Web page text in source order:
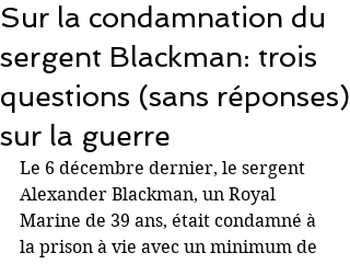
Sur la condamnation du
sergent Blackman: trois
questions (sans réponses)
sur la guerre
Le 6 décembre dernier, le sergent
Alexander Blackman, un Royal
Marine de 39 ans, était condamné à
la prison à vie avec un minimum de